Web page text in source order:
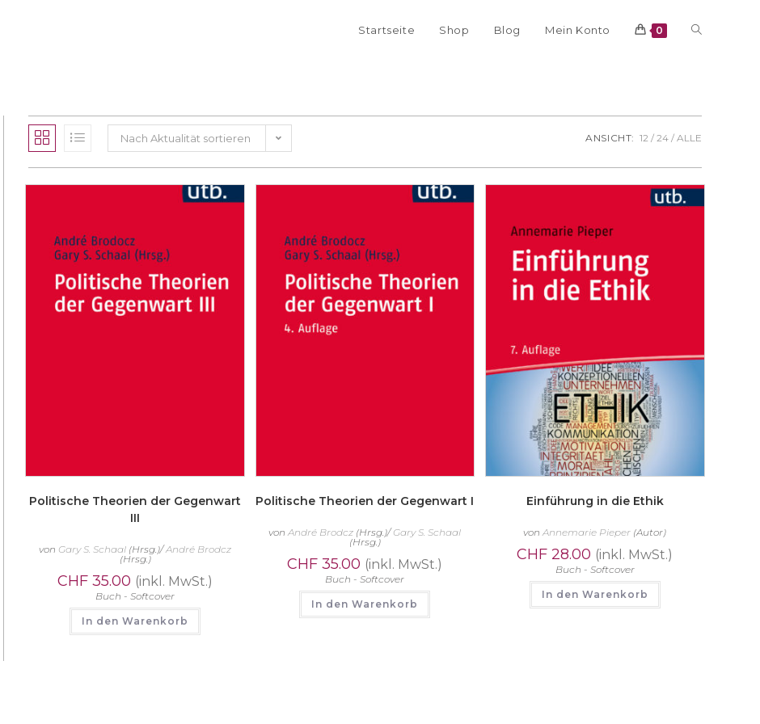
Startseite Shop Blog Mein Konto 0
Nach Aktualität sortieren ANSICHT: 12 24 ALLE
Politische Theorien der Gegenwart
III
von Gary S. Schaal (Hrsg.)/André Brodcz
(Hrsg.)
CHF 35.00 (inkl. MwSt.)
Buch - Softcover
In den Warenkorb
Politische Theorien der Gegenwart I
vonAndré Brodcz (Hrsg.)/Gary S. Schaal
(Hrsg.)
CHF 35.00 (inkl. MwSt.)
Buch - Softcover
In den Warenkorb
Einführung in die Ethik
vonAnnemarie Pieper (Autor)
CHF 28.00 (inkl. MwSt.)
Buch - Softcover
In den Warenkorb